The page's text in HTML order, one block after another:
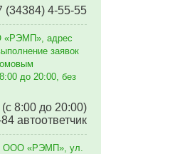
(34384) 4-55-55
«РЭМП», адрес
заявок
до 20:00, без
8:00 до 20:00)
автоответчик
ООО «РЭМП», ул.